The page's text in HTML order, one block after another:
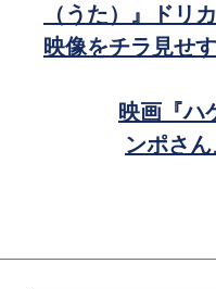
（うた）』ドリ
映像をチラ見せ
映画『ハ
ンポさ